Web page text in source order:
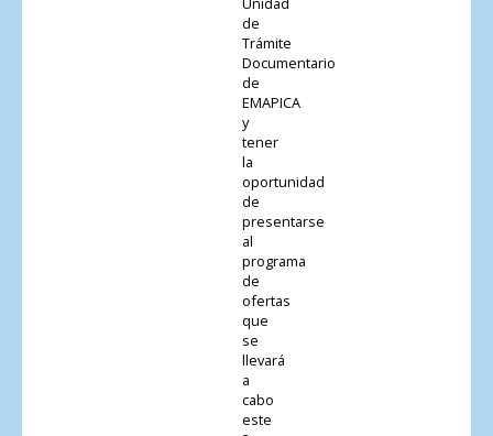
de
Trámite
Documentario
de
EMAPICA
y
tener
la
oportunidad
de
presentarse
al
programa
de
ofertas
que
se
llevará
a
cabo
este